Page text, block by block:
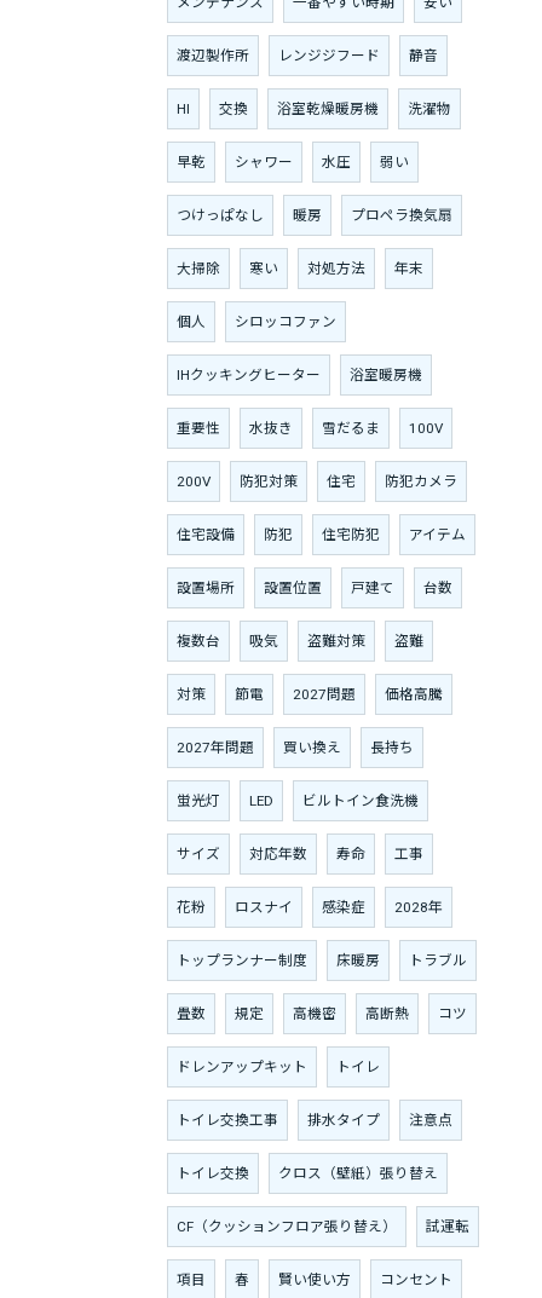
渡辺製作所 レンジジフード 静音
HI 交換 浴室乾燥暖房機 洗濯物
早乾 シャワー 水圧 弱い
つけっぱなし 暖房 プロペラ換気扇
大掃除 寒い 対処方法 年末
個人 シロッコファン
IHクッキングヒーター 浴室暖房機
重要性 水抜き 雪だるま 100V
200V 防犯対策 住宅 防犯カメラ
住宅設備 防犯 住宅防犯 アイテム
設置場所 設置位置 戸建て 台数
複数台 吸気 盗難対策 盗難
対策 節電 2027問題 価格高騰
2027年問題 買い換え 長持ち
蛍光灯 LED ビルトイン食洗機
サイズ 対応年数 寿命 工事
花粉 ロスナイ 感染症 2028年
トップランナー制度 床暖房 トラブル
畳数 規定 高機密 高断熱 コツ
ドレンアップキット トイレ
トイレ交換工事 排水タイプ 注意点
トイレ交換 クロス（壁紙）張り替え
CF（クッションフロア張り替え） 試運転
項目 春 賢い使い方 コンセント